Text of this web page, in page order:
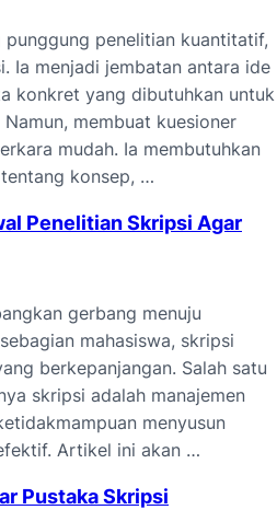
punggung penelitian kuantitatif,
Ia menjadi jembatan antara ide
konkret yang dibutuhkan untuk
membuat kuesioner
mudah. Ia membutuhkan
konsep, …
Penelitian Skripsi Agar
gerbang menuju
mahasiswa, skripsi
berkepanjangan. Salah satu
skripsi adalah manajemen
menyusun
Artikel ini akan …
Pustaka Skripsi